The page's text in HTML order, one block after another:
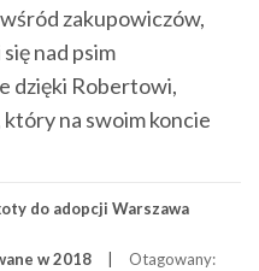
zakupowiczów,
nad psim
dzięki Robertowi,
na swoim koncie
do adopcji Warszawa
w 2018 Otagowany: